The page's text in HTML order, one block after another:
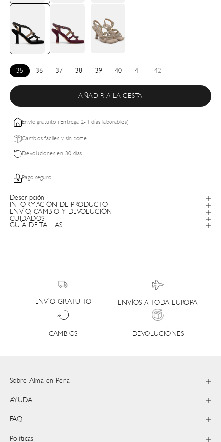
35 36 37 38 39 40 41 42
AÑADIR A LA CESTA
Envío gratuito (Entrega 2-4 días laborables)
Cambios fáciles y sin coste
Devoluciones en 30 días
Pago seguro
Descripción
INFORMACIÓN DE PRODUCTO
ENVÍO, CAMBIO Y DEVOLUCIÓN
CUIDADOS
GUÍA DE TALLAS
ENVÍO GRATUITO ENVÍOS A TODA EUROPA
CAMBIOS DEVOLUCIONES
Sobre Alma en Pena
AYUDA
FAQ
Políticas